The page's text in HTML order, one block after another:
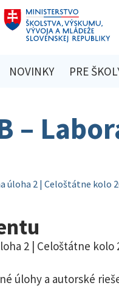
NOVINKY PRE
–
úloha 2 | Celoštátne kolo
2 | Celoštátne kolo
úlohy a autorské